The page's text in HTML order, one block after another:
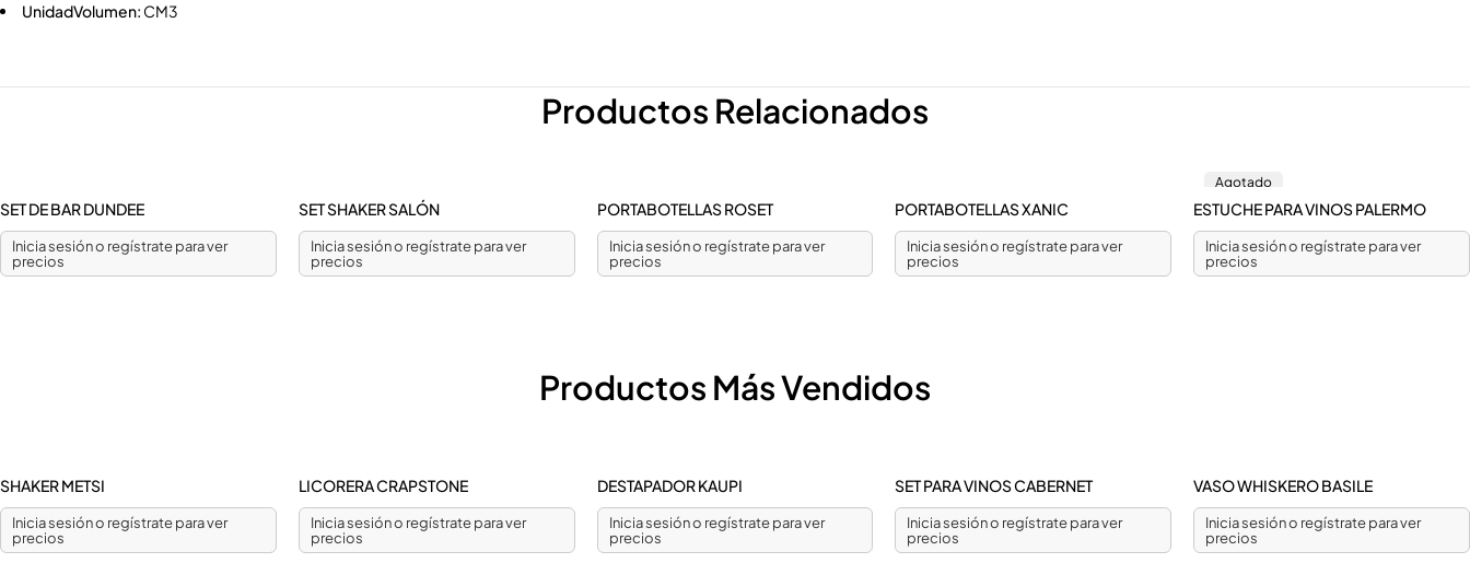
UnidadVolumen: CM3
Productos Relacionados
SET DE BAR DUNDEE
Inicia sesión o regístrate para ver
precios
SET SHAKER SALÓN
Inicia sesión o regístrate para ver
precios
PORTABOTELLAS ROSET
Inicia sesión o regístrate para ver
precios
PORTABOTELLAS XANIC
Inicia sesión o regístrate para ver
precios
Agotado
ESTUCHE PARA VINOS PALERMO
Inicia sesión o regístrate para ver
precios
Productos Más Vendidos
SHAKER METSI
Inicia sesión o regístrate para ver
precios
LICORERA CRAPSTONE
Inicia sesión o regístrate para ver
precios
DESTAPADOR KAUPI
Inicia sesión o regístrate para ver
precios
SET PARA VINOS CABERNET
Inicia sesión o regístrate para ver
precios
VASO WHISKERO BASILE
Inicia sesión o regístrate para ver
precios